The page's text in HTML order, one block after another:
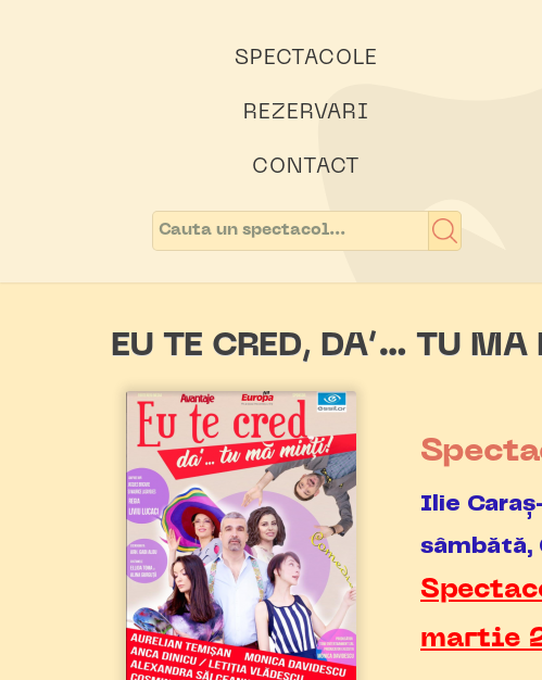
SPECTACOLE
REZERVARI
CONTACT
EU TE CRED, DA’… TU
Ilie
sâmbătă,
martie